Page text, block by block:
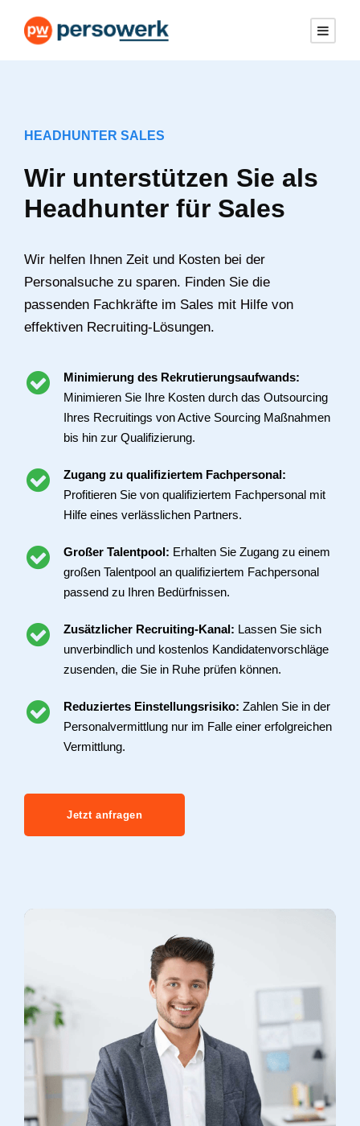
HEADHUNTER SALES
Wir unterstützen Sie als
Headhunter für Sales
Wir helfen Ihnen Zeit und Kosten bei der
Personalsuche zu sparen. Finden Sie die
passenden Fachkräfte im Sales mit Hilfe von
effektiven Recruiting-Lösungen.
Minimierung des Rekrutierungsaufwands:
Minimieren Sie Ihre Kosten durch das Outsourcing
Ihres Recruitings von Active Sourcing Maßnahmen
bis hin zur Qualifizierung.
Zugang zu qualifiziertem Fachpersonal:
Profitieren Sie von qualifiziertem Fachpersonal mit
Hilfe eines verlässlichen Partners.
Großer Talentpool: Erhalten Sie Zugang zu einem
großen Talentpool an qualifiziertem Fachpersonal
passend zu Ihren Bedürfnissen.
Zusätzlicher Recruiting-Kanal: Lassen Sie sich
unverbindlich und kostenlos Kandidatenvorschläge
zusenden, die Sie in Ruhe prüfen können.
Reduziertes Einstellungsrisiko: Zahlen Sie in der
Personalvermittlung nur im Falle einer erfolgreichen
Vermittlung.
Jetzt anfragen